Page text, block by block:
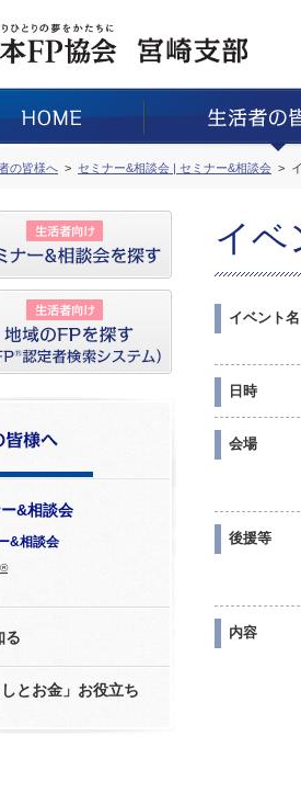
の皆様へ セミナー&相談会 | セミナー&相談会
&相談会
&相談会
®
る
しとお金」お役立ち
イベ
イベント名
日時
会場
後援等
内容